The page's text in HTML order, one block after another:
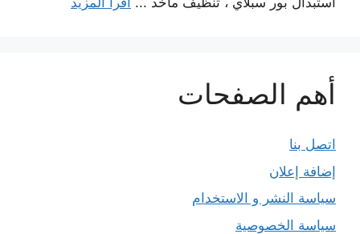
أهم الصفحات
اتصل بنا
إضافة إعلان
سياسة النشر و الاستخدام
سياسة الخصوصية